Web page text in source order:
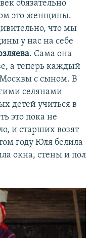
обязательно
это женщины.
что мы
у нас на себе
. Сама она
а теперь каждый
Москвы с сыном. В
селянами
детей учиться в
это пока не
и старших возят
году Юля белила
окна, стены и пол